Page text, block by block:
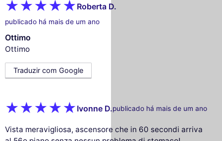
Roberta D.
publicado há mais de um ano
Ottimo
Ottimo
Traduzir com Google
Ivonne D.publicado há mais de um ano
Vista meravigliosa, ascensore che in 60 secondi arriva